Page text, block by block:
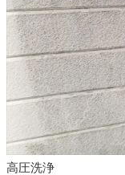
高圧洗浄